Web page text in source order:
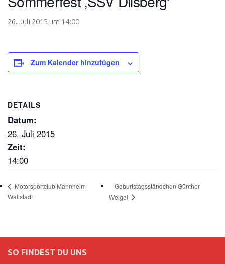
26. Juli 2015 um 14:00
Zum Kalender hinzufügen
DETAILS
Datum:
26. Juli 2015
Zeit:
14:00
Motorsportclub Mannheim-
Wallstadt
Geburtstagsständchen Günther
Weigel
SO FINDEST DU UNS